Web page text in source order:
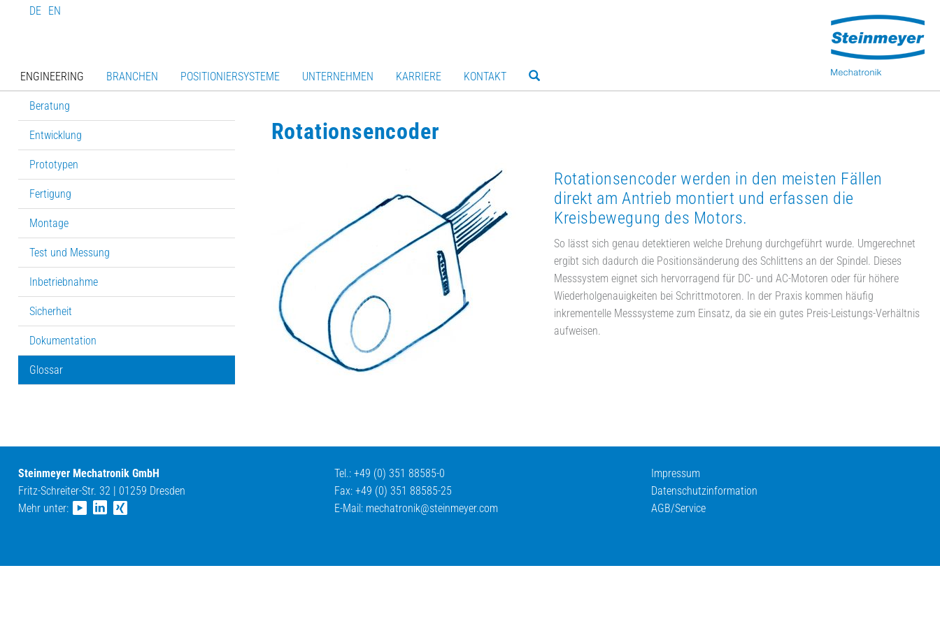
DE EN
ENGINEERING BRANCHEN POSITIONIERSYSTEME UNTERNEHMEN KARRIERE KONTAKT
Beratung
Entwicklung
Prototypen
Fertigung
Montage
Test und Messung
Inbetriebnahme
Sicherheit
Dokumentation
Glossar
Rotationsencoder
Rotationsencoder werden in den meisten Fällen
direkt am Antrieb montiert und erfassen die
Kreisbewegung des Motors.
So lässt sich genau detektieren welche Drehung durchgeführt wurde. Umgerechnet
ergibt sich dadurch die Positionsänderung des Schlittens an der Spindel. Dieses
Messsystem eignet sich hervorragend für DC- und AC-Motoren oder für höhere
Wiederholgenauigkeiten bei Schrittmotoren. In der Praxis kommen häufig
inkrementelle Messsysteme zum Einsatz, da sie ein gutes Preis-Leistungs-Verhältnis
aufweisen.
Steinmeyer Mechatronik GmbH
Fritz-Schreiter-Str. 32 | 01259 Dresden
Mehr unter:
Tel.: +49 (0) 351 88585-0
Fax: +49 (0) 351 88585-25
E-Mail: mechatronik@steinmeyer.com
Impressum
Datenschutzinformation
AGB/Service